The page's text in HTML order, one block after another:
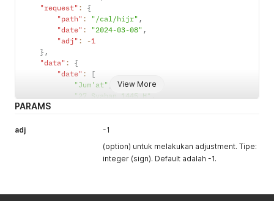
View More
"request" :
{
"path" : "/cal/hijr" ,
"date" : "2024-03-08" ,
"adj" : -1
} ,
"data" :
{
"date" :
[
"Jum'at"
"27 Syaban 1445 H"
8,
PARAMS
adj
-1
(option) untuk melakukan adjustment. Tipe:
integer (sign). Default adalah -1.